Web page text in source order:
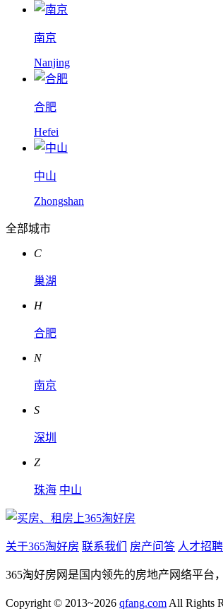
南京
Nanjing
合肥
Hefei
中山
Zhongshan
全部城市
C
巢湖
H
合肥
N
南京
S
深圳
Z
珠海 中山
关于365淘好房 联系我们 房产问答 人才招聘
365淘好房网是国内领先的房地产网络平台
Copyright © 2013~2026 qfang.com All Rights